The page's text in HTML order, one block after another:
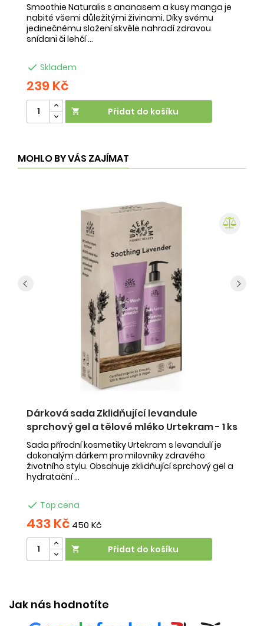
Smoothie Naturalis s ananasem a kusy manga je
nabité všemi důležitými živinami. Díky svému
jedinečnému složení skvěle nahradí zdravou
snídani či lehčí ...
 Skladem
239 Kč
 Přidat do košíku
MOHLO BY VÁS ZAJÍMAT
Dárková sada Zklidňující levandule
sprchový gel a tělové mléko Urtekram - 1 ks
Sada přírodní kosmetiky Urtekram s levandulí je
dokonalým dárkem pro milovníky zdravého
životního stylu. Obsahuje zklidňující sprchový gel a
hydratační ...
 Top cena
433 Kč 450 Kč
 Přidat do košíku
Jak nás hodnotíte